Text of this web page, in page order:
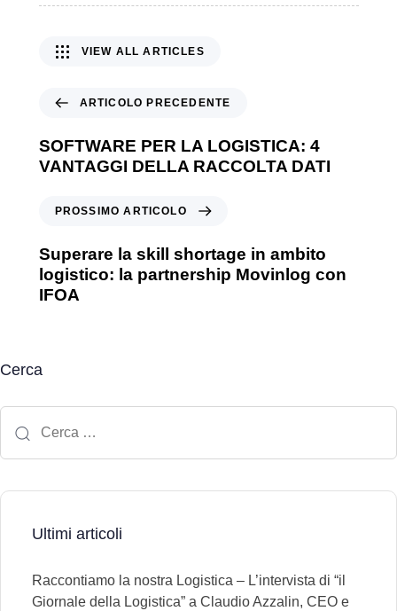
ARTICOLO PRECEDENTE
SOFTWARE PER LA LOGISTICA: 4
VANTAGGI DELLA RACCOLTA DATI
VIEW ALL ARTICLES
PROSSIMO ARTICOLO
Superare la skill shortage in ambito
logistico: la partnership Movinlog con
IFOA
Cerca
Ultimi articoli
Raccontiamo la nostra Logistica – L’intervista di “il
Giornale della Logistica” a Claudio Azzalin, CEO e